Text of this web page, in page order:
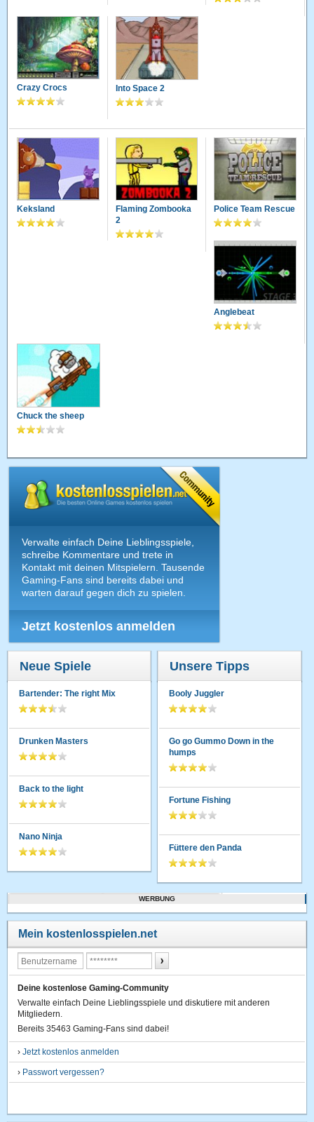
Crazy Crocs Into Space 2
Keksland
Flaming Zombooka
2
Police Team Rescue
Anglebeat
Chuck the sheep
Verwalte einfach Deine Lieblingsspiele,
schreibe Kommentare und trete in
Kontakt mit deinen Mitspielern. Tausende
Gaming-Fans sind bereits dabei und
warten darauf gegen dich zu spielen.
Jetzt kostenlos anmelden
Neue Spiele
Bartender: The right Mix
Drunken Masters
Back to the light
Nano Ninja
Unsere Tipps
Booly Juggler
Go go Gummo Down in the
humps
Fortune Fishing
Füttere den Panda
WERBUNG
Mein kostenlosspielen.net
Deine kostenlose Gaming-Community
Verwalte einfach Deine Lieblingsspiele und diskutiere mit anderen
Mitgliedern.
Bereits 35463 Gaming-Fans sind dabei!
›Jetzt kostenlos anmelden
› Passwort vergessen?